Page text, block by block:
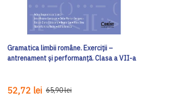
Gramatica limbii române. Exerciții –
antrenament și performanță. Clasa a VII-a
52,72 lei 65,90 lei